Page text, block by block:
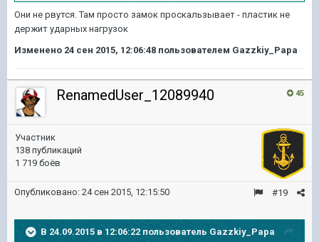
Они не рвутся. Там просто замок проскальзывает - пластик не
держит ударных нагрузок
Изменено 24 сен 2015, 12:06:48 пользователем Gazzkiy_Papa
45
RenamedUser_12089940
Участник
138 публикаций
1 719 боёв
#19
Опубликовано: 24 сен 2015, 12:15:50
В 24.09.2015 в 12:06:22 пользователь Gazzkiy_Papa